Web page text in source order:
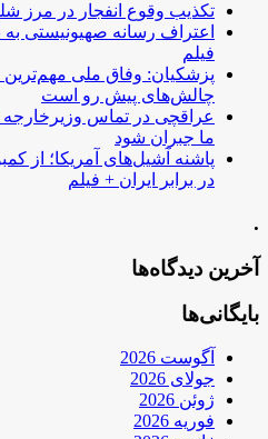
تکذیب وقوع انفجار در مرز
اعتراف رسانه صهیونیستی به
فیلم
پزشکیان: وفاق ملی مهم‌ترین
چالش‌های پیش رو است
عراقچی در تماس وزیرخارجه
ما جبران شود
پاشنه آشیل‌های آمریکا؛ از
در برابر ایران + فیلم
.
آخرین دیدگاه‌ها
بایگانی‌ها
آگوست 2026
جولای 2026
ژوئن 2026
فوریه 2026